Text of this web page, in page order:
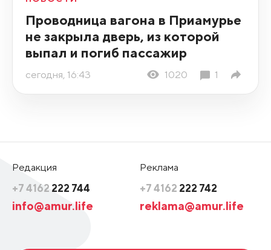
Проводница вагона в Приамурье
не закрыла дверь, из которой
выпал и погиб пассажир
сегодня, 16:43 1020 1
Редакция
+7 4162 222 744
info@amur.life
Реклама
+7 4162 222 742
reklama@amur.life